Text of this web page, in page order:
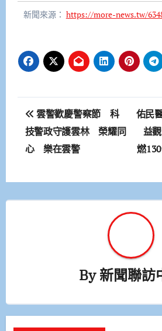
新聞來源： https://more-news.tw/
文
章
導
覽
雲警歡慶警察節 科
技警政守護雲林 榮耀同
心 樂在雲警
佑民
益
燃
By新聞聯訪